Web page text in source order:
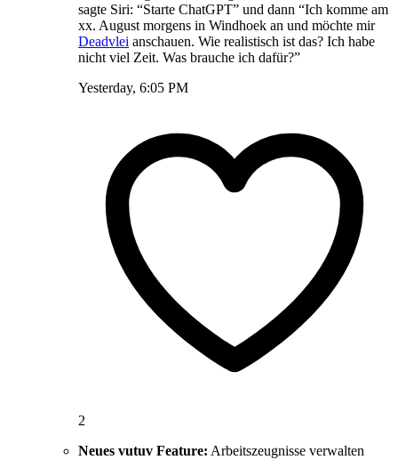
sagte Siri: “Starte ChatGPT” und dann “Ich komme am
xx. August morgens in Windhoek an und möchte mir
Deadvlei anschauen. Wie realistisch ist das? Ich habe
nicht viel Zeit. Was brauche ich dafür?”
Yesterday, 6:05 PM
2
Neues vutuv Feature: Arbeitszeugnisse verwalten